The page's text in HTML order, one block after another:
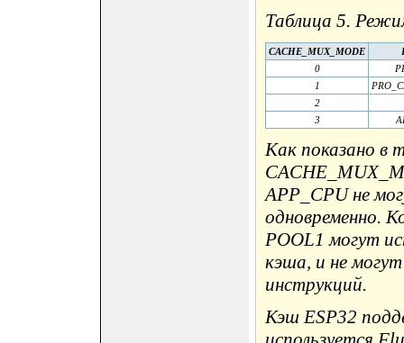
Таблица 5.
CACHE_MUX_MODE
0
1
2
3
Как показано в
APP_CPU не
одновременно.
POOL1 могут
кэша, и не
инструкций.
Кэш ESP32